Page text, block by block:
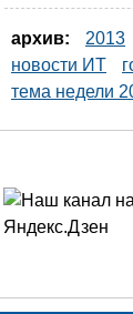
архив: 2013
новости ИТ
тема недели